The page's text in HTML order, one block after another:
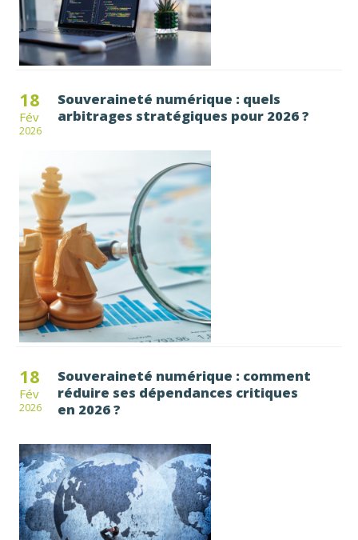
18
Fév
2026
Souveraineté numérique : quels
arbitrages stratégiques pour 2026 ?
18
Fév
2026
Souveraineté numérique : comment
réduire ses dépendances critiques
en 2026 ?